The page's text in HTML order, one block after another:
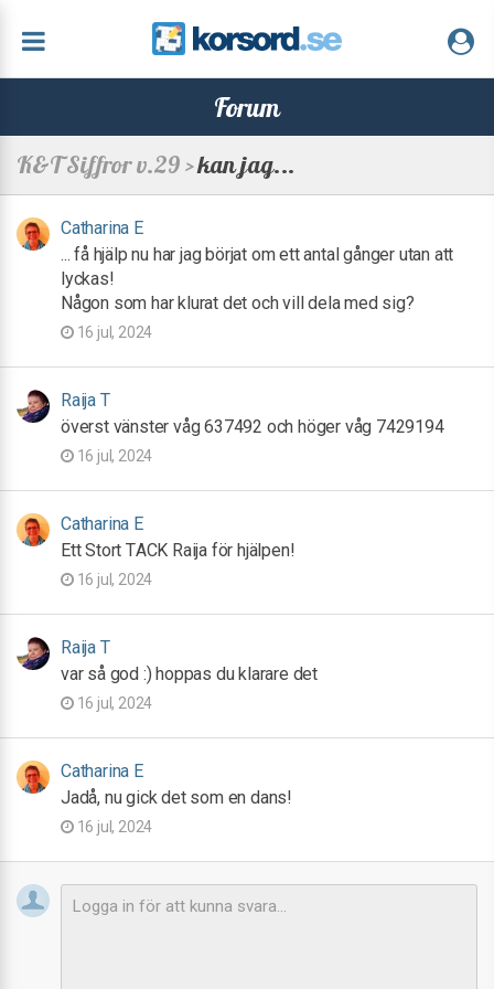
Forum
K&T Siffror v.29 >kan jag...
Catharina E
... få hjälp nu har jag börjat om ett antal gånger utan att
lyckas!
Någon som har klurat det och vill dela med sig?
16 jul, 2024
Raija T
överst vänster våg 637492 och höger våg 7429194
16 jul, 2024
Catharina E
Ett Stort TACK Raija för hjälpen!
16 jul, 2024
Raija T
var så god :) hoppas du klarare det
16 jul, 2024
Catharina E
Jadå, nu gick det som en dans!
16 jul, 2024